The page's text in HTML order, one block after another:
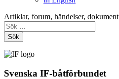
Artiklar, forum, händelser, dokument
Sök
Svenska IF-båtförbundet